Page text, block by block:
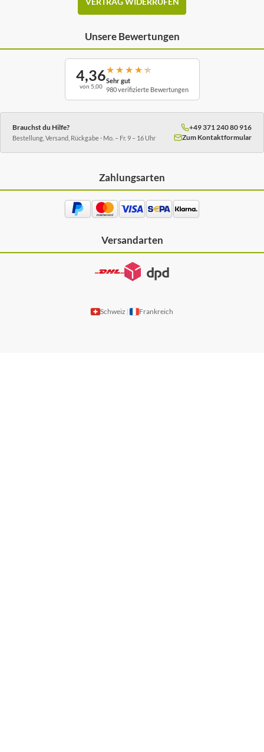
Unsere Bewertungen
4,36
von 5,00
★ ★ ★ ★ ★
Sehr gut
980 verifizierte Bewertungen
Brauchst du Hilfe?
Bestellung, Versand, Rückgabe · Mo. – Fr. 9 – 16 Uhr
+49 371 240 80 916
Zum Kontaktformular
Zahlungsarten
Versandarten
Schweiz Frankreich